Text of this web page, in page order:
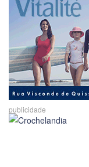
publicidade